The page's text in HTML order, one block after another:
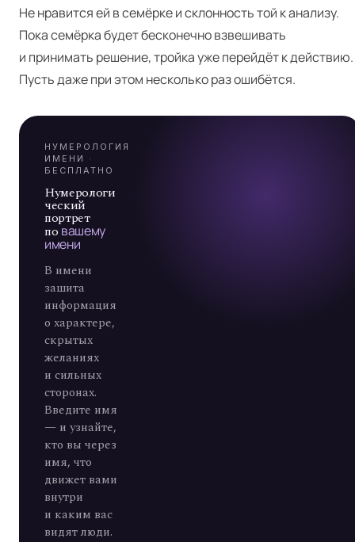
Не нравится ей в семёрке и склонность той к анализу.
Пока семёрка будет бесконечно взвешивать
и принимать решение, тройка уже перейдёт к действию.
Пусть даже при этом несколько раз ошибётся.
А
7
НУМЕРОЛОГИЯ
ИМЕНИ ·
БЕСПЛАТНО
Нумерологи
ческий
портрет
по вашему
имени
В имени
зашита
информация
о характере,
скрытых
желаниях
и сильных
сторонах.
Введите имя
— и узнайте,
кто вы через
имя, что
движет вами
внутри
и каким вас
видят люди.